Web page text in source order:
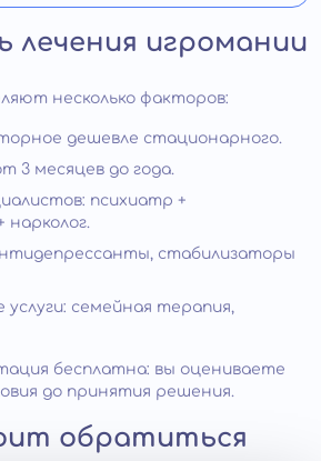
игромании
несколько факторов:
дешевле стационарного.
3 месяцев до года.
психиатр +
нарколог.
стабилизаторы
семейная терапия,
бесплатна: вы оцениваете
до принятия решения.
обратиться